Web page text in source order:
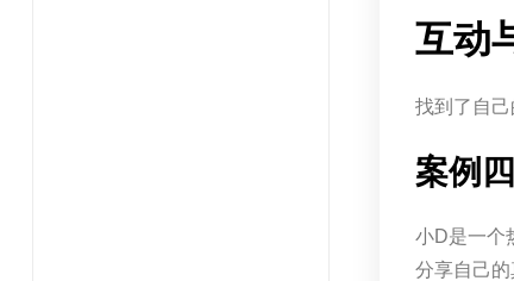
互动
找到了自
案例
小D是一个
分享自己